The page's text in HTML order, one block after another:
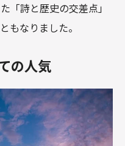
「詩と歴史の交差点」
もなりました。
の人気